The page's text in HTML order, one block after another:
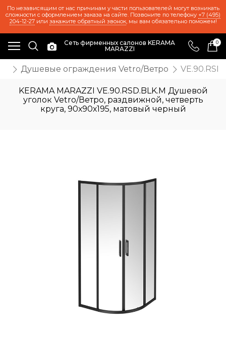
По независящим от нас причинам у части пользователей могут возникать
сложности с оформлением заказа на сайте. Позвоните по телефону +7 (495)
204-12-27или закажите обратный звонок, мы вам обязательно поможем!
Сеть фирменных салонов KERAMA
MARAZZI
0
Душевые ограждения Vetro/Ветро
KERAMA MARAZZI VE.90.RSD.BLK.M Душевой
уголок Vetro/Ветро, раздвижной, четверть
круга, 90х90х195, матовый черный